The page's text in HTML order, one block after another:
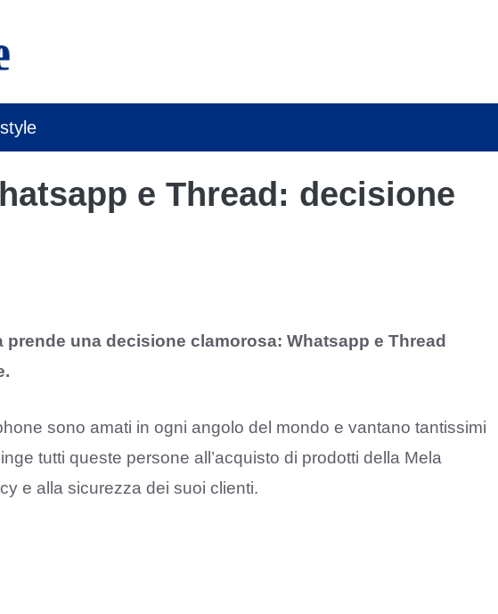
e Thread: decisione
una decisione clamorosa: Whatsapp e Thread
sono amati in ogni angolo del mondo e vantano tantissimi
tutti queste persone all’acquisto di prodotti della Mela
e alla sicurezza dei suoi clienti.